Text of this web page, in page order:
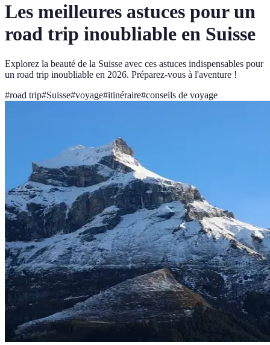
Les meilleures astuces pour un
road trip inoubliable en Suisse
Explorez la beauté de la Suisse avec ces astuces indispensables pour
un road trip inoubliable en 2026. Préparez-vous à l'aventure !
#road trip#Suisse#voyage#itinéraire#conseils de voyage